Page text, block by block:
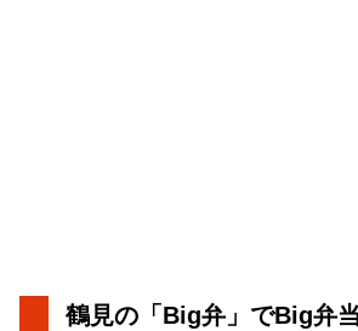
鶴見の「Big弁」でBig弁